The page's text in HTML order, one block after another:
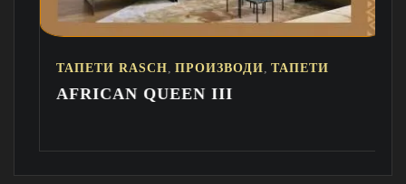
ПРОИЗВОДИ ,ТАПЕТИ RASCH,ТАПЕТИ
PERFECTO VI